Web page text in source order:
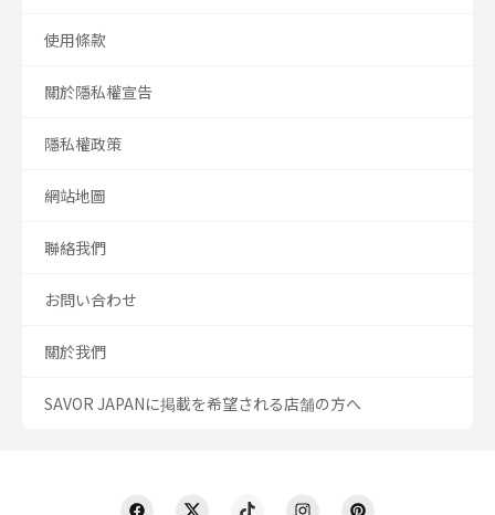
使用條款
關於隱私權宣告
隱私權政策
網站地圖
聯絡我們
お問い合わせ
關於我們
SAVOR JAPANに掲載を希望される店舗の方へ